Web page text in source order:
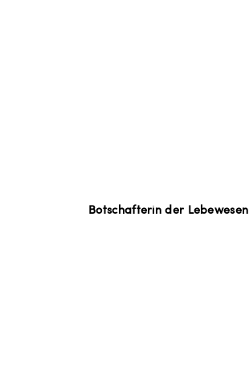
Botschafterin der Lebewesen